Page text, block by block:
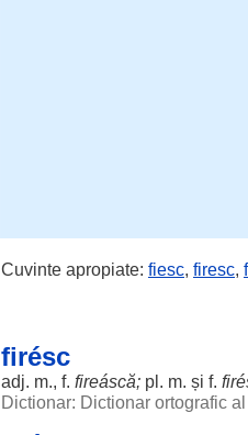
Cuvinte apropiate: fiesc, firesc,
firésc
adj. m., f. fireáscă; pl. m. și f.
Dictionar: Dictionar ortografic